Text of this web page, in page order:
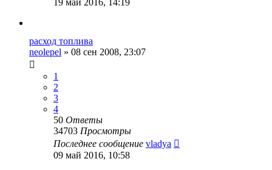
расход топлива
neolepel » 08 сен 2008, 23:07
1
2
3
4
50 Ответы
34703 Просмотры
Последнее сообщение vladya
09 май 2016, 10:58